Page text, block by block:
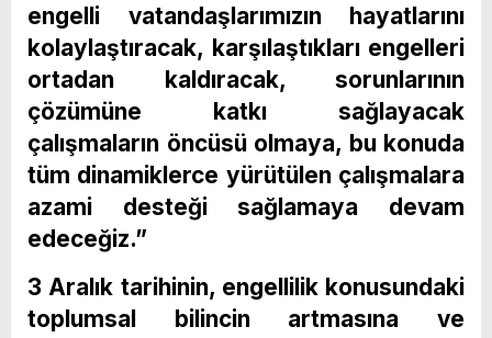
engelli vatandaşlarımızın hayatlarını
kolaylaştıracak, karşılaştıkları engelleri
ortadan kaldıracak, sorunlarının
çözümüne katkı sağlayacak
çalışmaların öncüsü olmaya, bu konuda
tüm dinamiklerce yürütülen çalışmalara
azami desteği sağlamaya devam
edeceğiz.”
3 Aralık tarihinin, engellilik konusundaki
toplumsal bilincin artmasına ve